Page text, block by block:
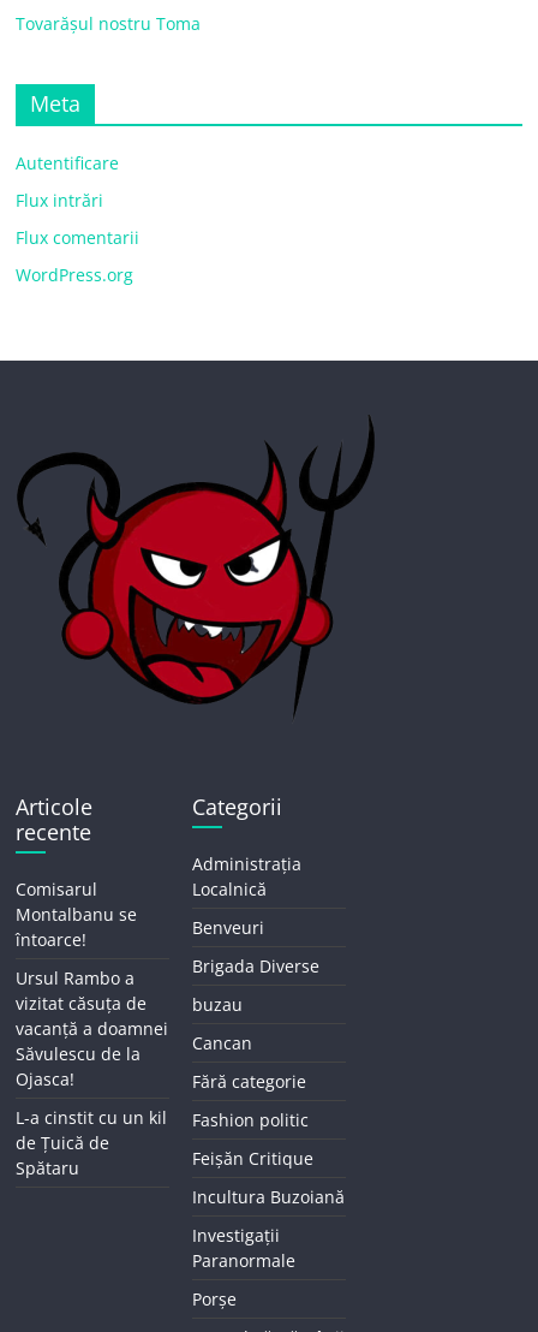
Tovarășul nostru Toma
Meta
Autentificare
Flux intrări
Flux comentarii
WordPress.org
Articole
recente
Comisarul
Montalbanu se
întoarce!
Ursul Rambo a
vizitat căsuța de
vacanță a doamnei
Săvulescu de la
Ojasca!
L-a cinstit cu un kil
de Țuică de
Spătaru
Categorii
Administrația
Localnică
Benveuri
Brigada Diverse
buzau
Cancan
Fără categorie
Fashion politic
Feișăn Critique
Incultura Buzoiană
Investigații
Paranormale
Porșe